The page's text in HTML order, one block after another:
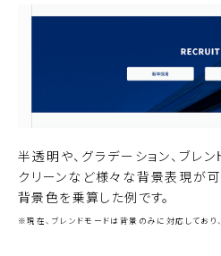
半透明や、グラデーション、ブレ
クリーンなど様々な背景表現が可
背景色を乗算した例です。
※現在、ブレンドモードは背景のみに対応しており